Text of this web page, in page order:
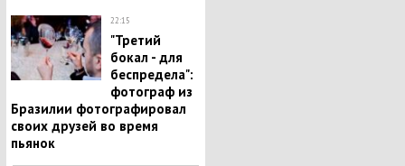
22:15
"Третий
бокал - для
беспредела":
фотограф из
Бразилии фотографировал
своих друзей во время
пьянок